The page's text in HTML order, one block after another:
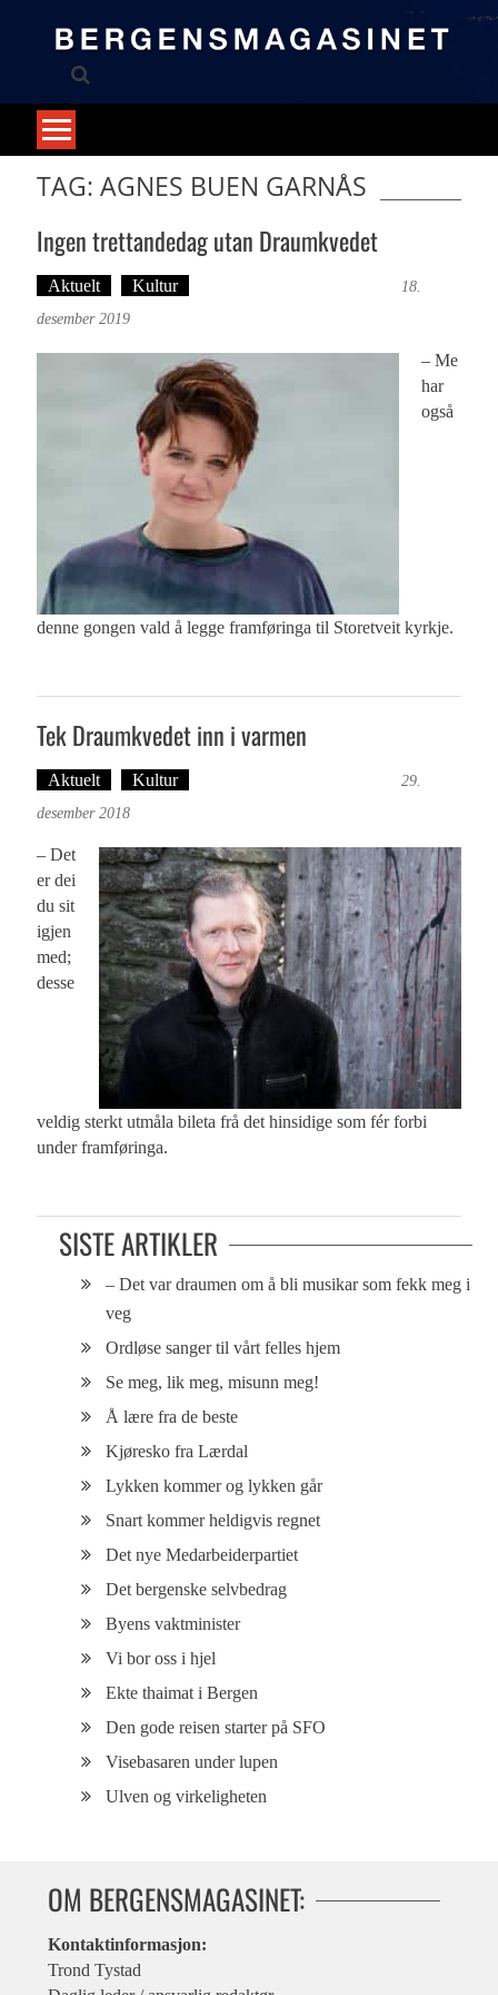
TAG: AGNES BUEN GARNÅS
Ingen trettandedag utan Draumkvedet
Aktuelt Kultur
18.
desember 2019
– Me
har
også
denne gongen vald å legge framføringa til Storetveit kyrkje.
Tek Draumkvedet inn i varmen
Aktuelt Kultur
29.
desember 2018
– Det
er dei
du sit
igjen
med;
desse
veldig sterkt utmåla bileta frå det hinsidige som fér forbi
under framføringa.
SISTE ARTIKLER
– Det var draumen om å bli musikar som fekk meg i
veg
Ordløse sanger til vårt felles hjem
Se meg, lik meg, misunn meg!
Å lære fra de beste
Kjøresko fra Lærdal
Lykken kommer og lykken går
Snart kommer heldigvis regnet
Det nye Medarbeiderpartiet
Det bergenske selvbedrag
Byens vaktminister
Vi bor oss i hjel
Ekte thaimat i Bergen
Den gode reisen starter på SFO
Visebasaren under lupen
Ulven og virkeligheten
OM BERGENSMAGASINET:
Kontaktinformasjon:
Trond Tystad